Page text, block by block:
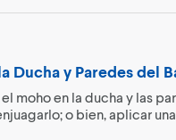
Ducha y Paredes del
moho en la ducha y las
o bien, aplicar